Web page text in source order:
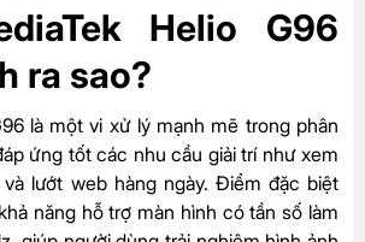
Helio G96
ra sao?
là một vi xử lý mạnh mẽ trong phân
ứng tốt các nhu cầu giải trí như xem
lướt web hàng ngày. Điểm đặc biệt
năng hỗ trợ màn hình có tần số làm